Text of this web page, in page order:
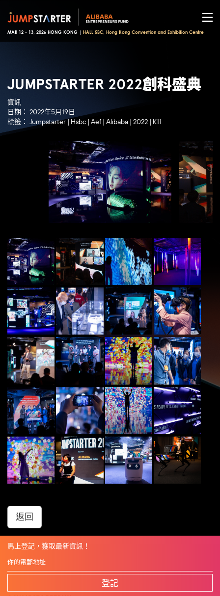
MAR 12 - 13, 2026 HONG KONG | HALL 5BC, Hong Kong Convention and Exhibition Centre
JUMPSTARTER 2022創科盛典
資訊
日期： 2022年5月19日
標籤： Jumpstarter| Hsbc | Aef | Alibaba | 2022 | K11
返回
馬上登記，獲取最新資訊！
登記